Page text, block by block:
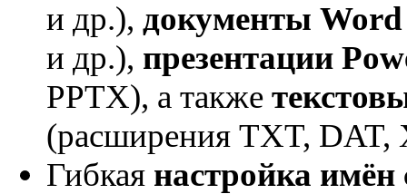
и др.), документы Word
и др.), презентации
PPTX), а также
(расширения TXT, DAT,
Гибкая настройка имён